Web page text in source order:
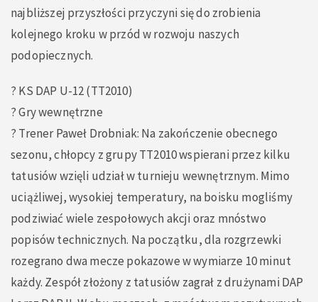
najbliższej przyszłości przyczyni się do zrobienia
kolejnego kroku w przód w rozwoju naszych
podopiecznych.
? KS DAP U-12 (TT2010)
? Gry wewnętrzne
?️ Trener Paweł Drobniak: Na zakończenie obecnego
sezonu, chłopcy z grupy TT2010 wspierani przez kilku
tatusiów wzięli udział w turnieju wewnętrznym. Mimo
uciążliwej, wysokiej temperatury, na boisku mogliśmy
podziwiać wiele zespołowych akcji oraz mnóstwo
popisów technicznych. Na początku, dla rozgrzewki
rozegrano dwa mecze pokazowe w wymiarze 10 minut
każdy. Zespół złożony z tatusiów zagrał z drużynami DAP